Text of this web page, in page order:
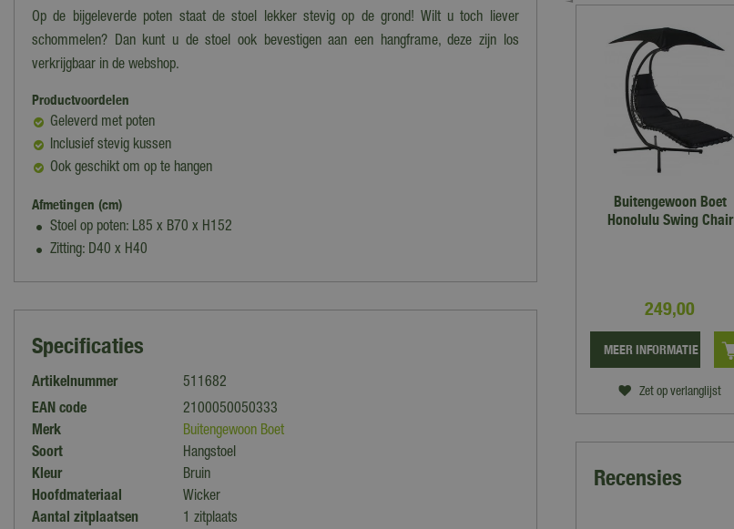
Op de bijgeleverde poten staat de stoel lekker stevig op de grond! Wilt u toch liever
schommelen? Dan kunt u de stoel ook bevestigen aan een hangframe, deze zijn los
verkrijgbaar in de webshop.
Productvoordelen
Geleverd met poten
Inclusief stevig kussen
Ook geschikt om op te hangen
Afmetingen (cm)
Stoel op poten: L85 x B70 x H152
Zitting: D40 x H40
Specificaties
Artikelnummer
511682
EAN code
2100050050333
Merk
Buitengewoon Boet
Soort
Hangstoel
Kleur
Bruin
Hoofdmateriaal
Wicker
Aantal zitplaatsen
1 zitplaats
Buitengewoon Boet
Honolulu Swing Chair
249,00
Zet op verlanglijst
MEER INFORMATIE
Recensies